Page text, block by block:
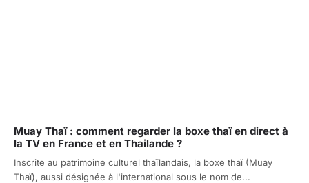
Muay Thaï : comment regarder la boxe thaï en direct à
la TV en France et en Thailande ?
Inscrite au patrimoine culturel thaïlandais, la boxe thaï (Muay
Thaï), aussi désignée à l'international sous le nom de...